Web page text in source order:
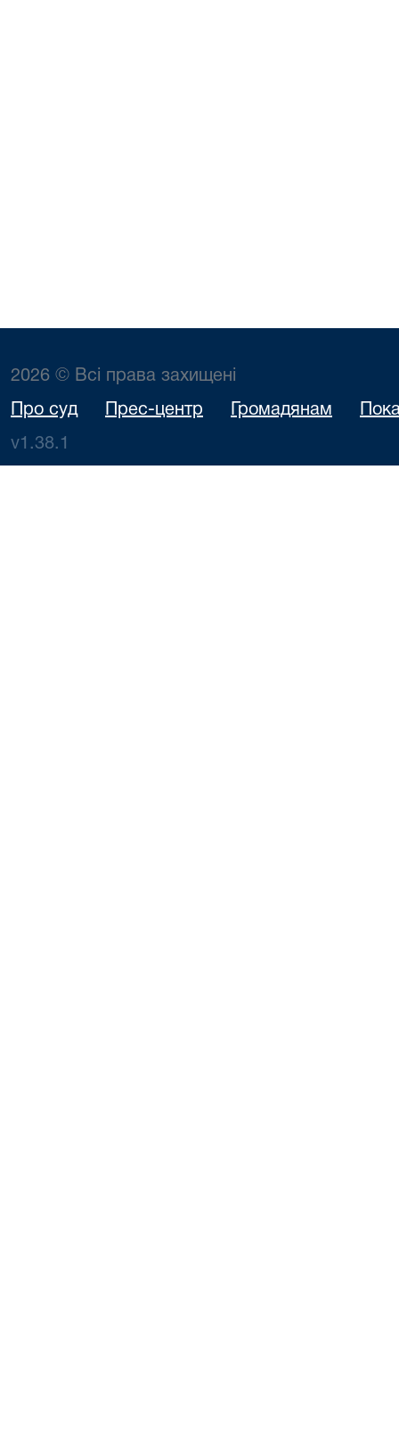
2026 © Всі права захищені
Про суд Прес-центр Громадянам
v1.38.1